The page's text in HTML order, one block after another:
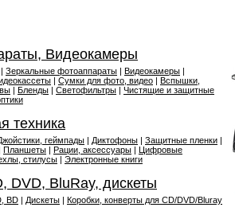
Видеокамеры
| Зеркальные фотоаппараты | Видеокамеры |
| Сумки для фото, видео | Вспышки,
| Бленды | Светофильтры | Чистящие и защитные
техника
геймпады | Диктофоны | Защитные пленки |
Планшеты | Рации, аксессуары | Цифровые
стилусы | Электронные книги
DVD, BluRay, дискеты
BD | Дискеты | Коробки, конверты для CD/DVD/Bluray